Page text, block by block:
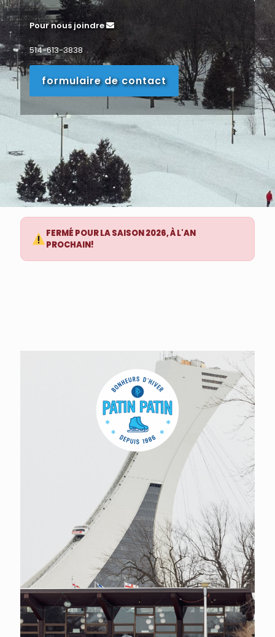
Pour nous joindre
514-613-3838
formulaire de contact
FERMÉ POUR LA SAISON 2026, À L'AN
PROCHAIN!